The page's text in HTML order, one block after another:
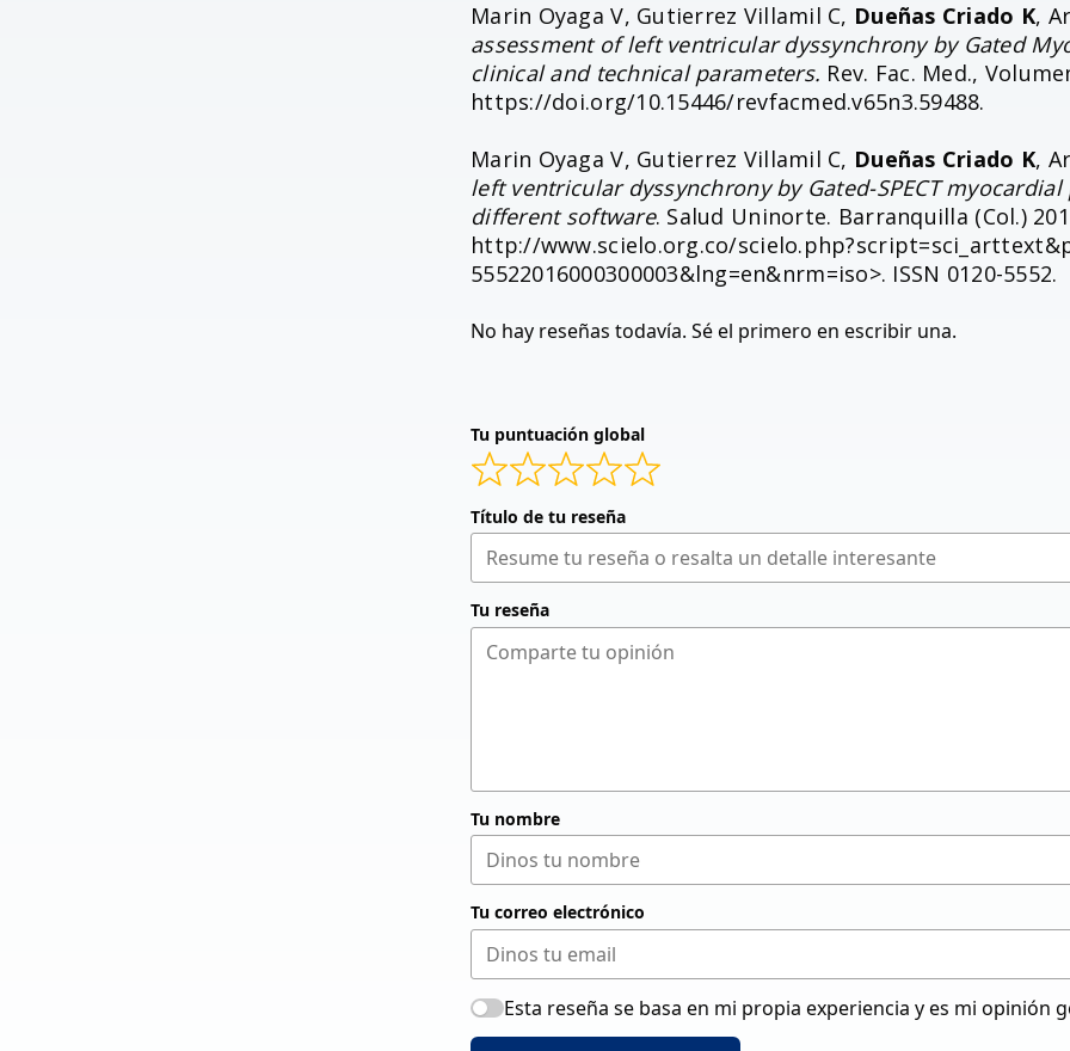
Marin Oyaga V, Gutierrez Villamil C, Dueñas Criado K,
assessment of left ventricular dyssynchrony by Gated
clinical and technical parameters. Rev. Fac. Med.,
https://doi.org/10.15446/revfacmed.v65n3.59488.
Marin Oyaga V, Gutierrez Villamil C, Dueñas Criado K,
left ventricular dyssynchrony by Gated-SPECT
different software. Salud Uninorte. Barranquilla (Col.)
http://www.scielo.org.co/
55522016000300003&lng=en&nrm=iso>. ISSN 0120-5552.
No hay reseñas todavía. Sé el primero en escribir una.
Tu puntuación global
Título de tu reseña
Tu reseña
Tu nombre
Tu correo electrónico
Esta reseña se basa en mi propia experiencia y es mi opinión